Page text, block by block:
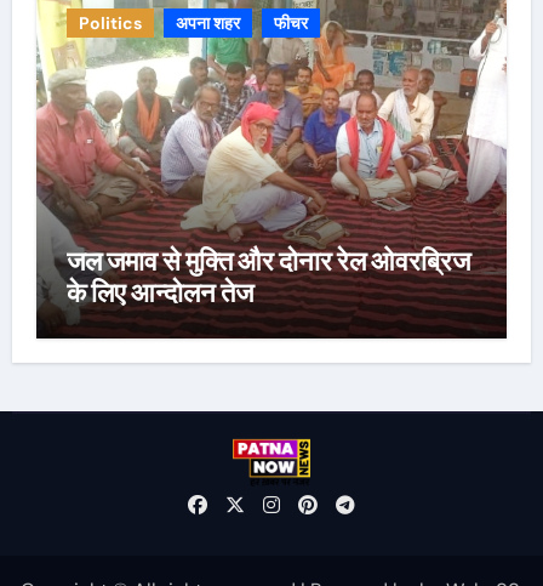
Politics अपना शहर फीचर
जल जमाव से मुक्ति और दोनार रेल ओवरब्रिज
के लिए आन्दोलन तेज